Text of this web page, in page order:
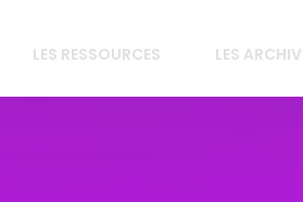
LES RESSOURCES LES